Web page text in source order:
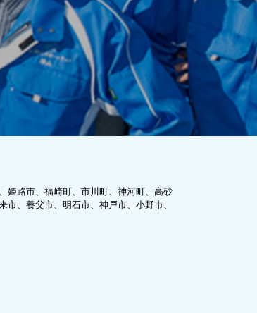
姫路市、福崎町、市川町、神河町、高砂
、養父市、明石市、神戸市、小野市、